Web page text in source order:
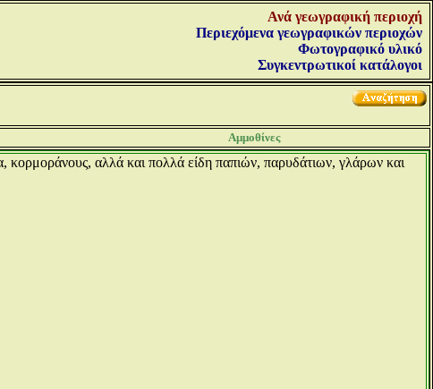
Ανά γεωγραφική περιοχή
Περιεχόμενα γεωγραφικών περιοχών
Φωτογραφικό υλικό
Συγκεντρωτικοί κατάλογοι
Αμμοθίνες
κορμοράνους, αλλά και πολλά είδη παπιών, παρυδάτιων, γλάρων και